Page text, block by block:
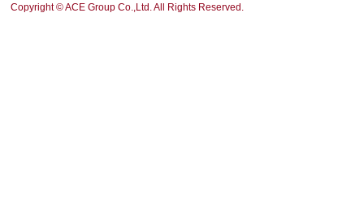
Copyright © ACE Group Co.,Ltd. All Rights Reserved.